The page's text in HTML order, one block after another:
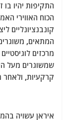
התקיפות יהיו
הכוח האווירי
קונבנציונליים
המתאים,
מרכזים
שמשוגרים מעל
קרקעיות, ולאחר
איראן עשויה